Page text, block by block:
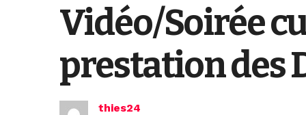
Vidéo/Soirée
prestation des
thies24